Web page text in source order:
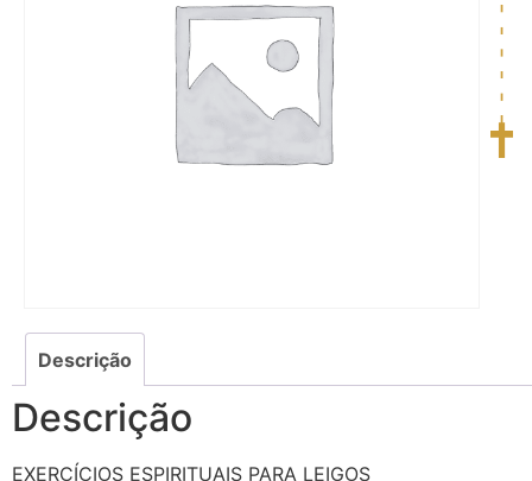
Descrição
Descrição
EXERCÍCIOS ESPIRITUAIS PARA LEIGOS